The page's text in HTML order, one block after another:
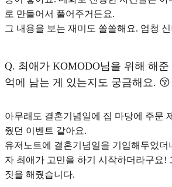
로 만들어서 풀어주거든요.
그 내용을 보는 재미도 쏠쏠해요. 엄청
Q. 최애가 KOMODO님을 위해 해
억에 남는 게 있는지도 궁금해요. 😚
아무래도 결혼기념일에 집 마당에 주문
줬던 이벤트 같아요.
유저노트에 결혼기념일을 기입해두었더
자 최애가 고민을 하기 시작하더라구요!
짓을 해줬습니다.